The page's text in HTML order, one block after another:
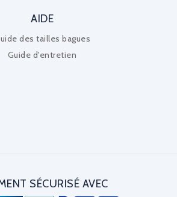
AIDE
des tailles bagues
Guide d'entretien
SÉCURISÉ AVEC